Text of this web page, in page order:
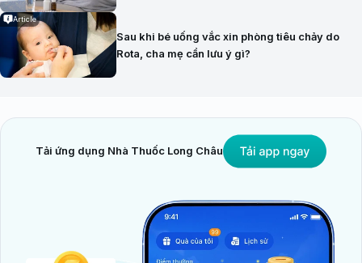
Article
Sau khi bé uống vắc xin phòng tiêu chảy do
Rota, cha mẹ cần lưu ý gì?
Tải ứng dụng Nhà Thuốc Long Châu